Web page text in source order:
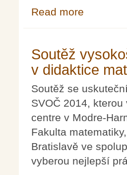
Read more
Soutěž
v didaktice
Soutěž se
SVOČ 2014,
centre v Modre-
Fakulta
Bratislavě ve
vyberou nejlepší